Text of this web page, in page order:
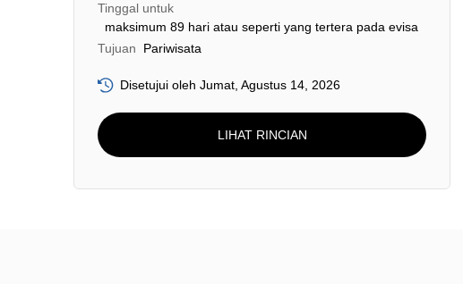
Tinggal untuk
maksimum 89 hari atau seperti yang tertera pada evisa
Tujuan
Pariwisata
Disetujui oleh Jumat, Agustus 14, 2026
LIHAT RINCIAN